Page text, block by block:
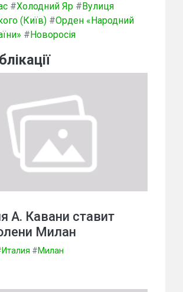
#Холодний Яр # Вулиця
(Київ) #Орден «Народний
# Новоросія
А. Кавани ставит
Милан
Италия #Милан